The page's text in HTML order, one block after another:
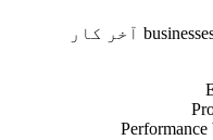
Long-term scale کے لیے زیادہ تر businesses آخر کار
Performance